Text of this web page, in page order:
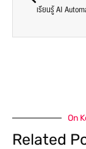
On
Related